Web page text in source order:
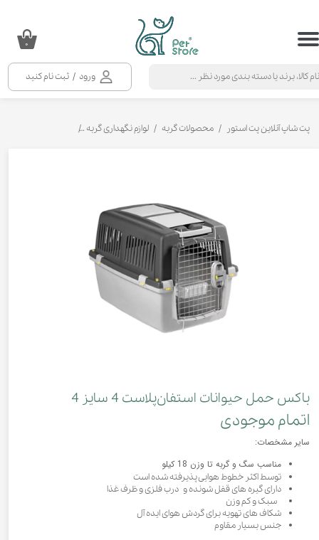
ورود / ثبت نام کنید
حساب کاربری من
خروج از حساب کاربری
۰
پت شاپ آنلاین پت استور محصولات گربه لوازم نگهداری گربه
باکس حمل حیوانات استفان‌پلاست 4 سایز 4
اتمام موجودی
سایر مشخصات:
مناسب سگ و گربه تا وزن 18 کیلو
توسط اکثر خطوط هوایی پذیرفته شده است
دارای گیره های قفل شونده و درب فلزی و ظرف غذا
سبک و کم وزن
شکاف های تهویه برای گردش هوای ایده آل
جنس بسیار مقاوم